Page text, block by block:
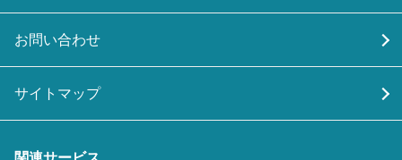
お問い合わせ
サイトマップ